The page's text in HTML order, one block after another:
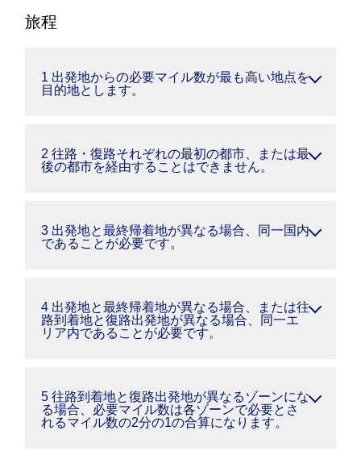
旅程
1 出発地からの必要マイル数が最も高い地点を
目的地とします。
2 往路・復路それぞれの最初の都市、または最
後の都市を経由することはできません。
3 出発地と最終帰着地が異なる場合、同一国内
であることが必要です。
4 出発地と最終帰着地が異なる場合、または往
路到着地と復路出発地が異なる場合、同一エ
リア内であることが必要です。
5 往路到着地と復路出発地が異なるゾーンにな
る場合、必要マイル数は各ゾーンで必要とさ
れるマイル数の2分の1の合算になります。